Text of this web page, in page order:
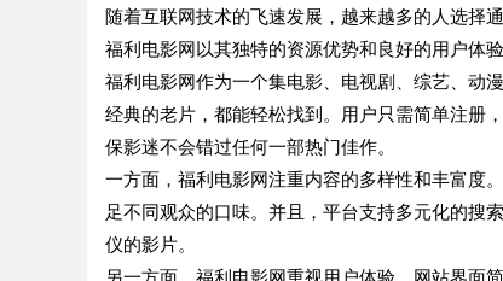
随着互联网技术的飞速发展，越来越多的人选择
福利电影网以其独特的资源优势和良好的用户体
福利电影网作为一个集电影、电视剧、综艺、动
经典的老片，都能轻松找到。用户只需简单注册
保影迷不会错过任何一部热门佳作。
一方面，福利电影网注重内容的多样性和丰富度
足不同观众的口味。并且，平台支持多元化的搜
仪的影片。
另一方面，福利电影网重视用户体验。网站界面